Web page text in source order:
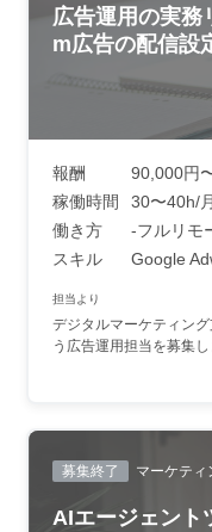
広告運用の実
m広告の配信設
報酬
90,000円
稼働時間
30〜40h/
働き方
-フルリモ
スキル
Google
担当より
デジタルマーケティン
う広告運用担当を募集
募集終了 マーケティ
AIエージェント